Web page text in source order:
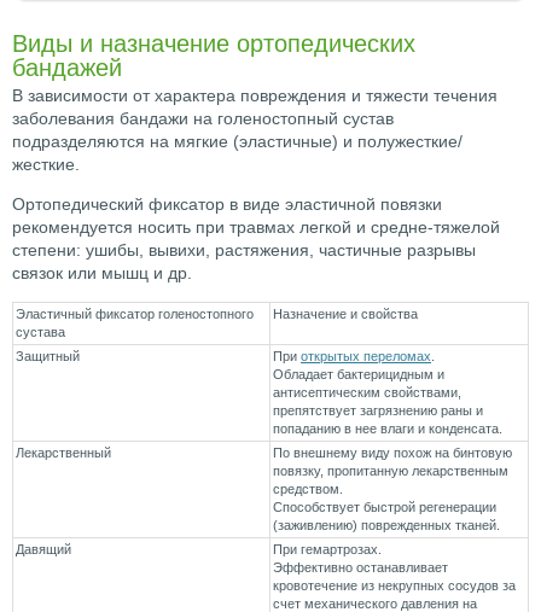
Виды и назначение ортопедических
бандажей
В зависимости от характера повреждения и тяжести течения
заболевания бандажи на голеностопный сустав
подразделяются на мягкие (эластичные) и полужесткие/
жесткие.
Ортопедический фиксатор в виде эластичной повязки
рекомендуется носить при травмах легкой и средне-тяжелой
степени: ушибы, вывихи, растяжения, частичные разрывы
связок или мышц и др.
Эластичный фиксатор голеностопного
сустава
Назначение и свойства
Защитный При открытых переломах
Обладает бактерицидным и
антисептическим свойствами,
препятствует загрязнению раны и
попаданию в нее влаги и конденсата.
Лекарственный
По внешнему виду похож на бинтовую
повязку, пропитанную лекарственным
средством.
Способствует быстрой регенерации
(заживлению) поврежденных тканей.
Давящий
При гемартрозах.
Эффективно останавливает
кровотечение из некрупных сосудов за
счет механического давления на